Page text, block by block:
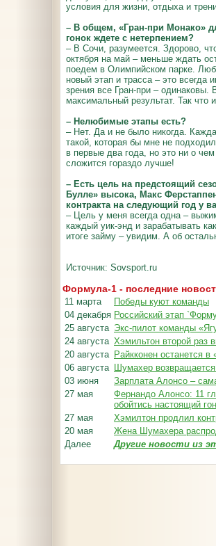
условия для жизни, отдыха и
– В общем, «Гран-при Монако»
гонок ждете с нетерпением?
– В Сочи, разумеется. Здорово,
октября на май – меньше ждать
поедем в Олимпийском парке.
новый этап и трасса – это всегда
зрения все Гран-при – одинаковы.
максимальный результат. Так что
– Нелюбимые этапы есть?
– Нет. Да и не было никогда.
такой, которая бы мне не
в первые два года, но это ни о
сложится гораздо лучше!
– Есть цель на предстоящий
Булле» высока, Макс
контракта на следующий год у
– Цель у меня всегда одна –
каждый уик-энд и зарабатывать
итоге займу – увидим. А об
Источник: Sovsport.ru
Формула-1 - последние
11 марта
Победы куют команды
04 декабря Российский этап
25 августа Экс-пилот команды
24 августа Хэмильтон второй раз
20 августа Райкконен останется
06 августа Шумахер
03 июня
Зарплата Алонсо –
27 мая
Фернандо Алонсо: 11
обойтись настоящий
27 мая
Хэмилтон продлил
20 мая
Жена Шумахера
Далее
Другие новости из